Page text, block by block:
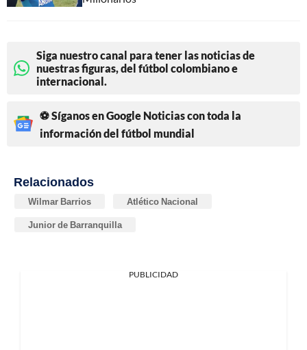
Siga nuestro canal para tener las noticias de
nuestras figuras, del fútbol colombiano e
internacional.
⚽ Síganos en Google Noticias con toda la
información del fútbol mundial
Relacionados
Wilmar Barrios Atlético Nacional
Junior de Barranquilla
PUBLICIDAD